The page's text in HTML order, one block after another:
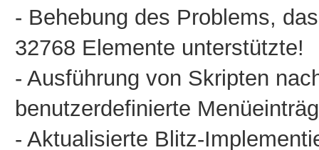
- Behebung des Problems,
32768 Elemente unterstützte!
- Ausführung von Skripten
benutzerdefinierte
- Aktualisierte Blitz-